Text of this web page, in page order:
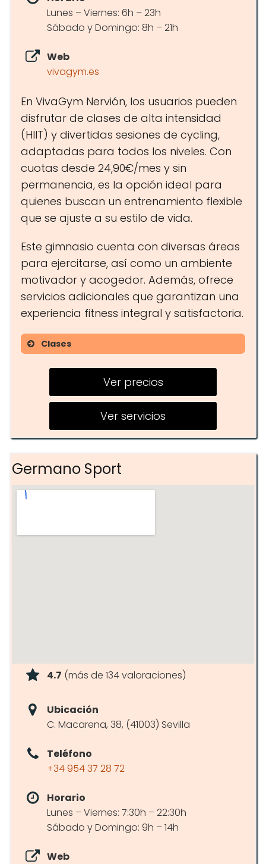
Lunes – Viernes: 6h – 23h
Sábado y Domingo: 8h – 21h
Web
vivagym.es
En VivaGym Nervión, los usuarios pueden
disfrutar de clases de alta intensidad
(HIIT) y divertidas sesiones de cycling,
adaptadas para todos los niveles. Con
cuotas desde 24,90€/mes y sin
permanencia, es la opción ideal para
quienes buscan un entrenamiento flexible
que se ajuste a su estilo de vida.
Este gimnasio cuenta con diversas áreas
para ejercitarse, así como un ambiente
motivador y acogedor. Además, ofrece
servicios adicionales que garantizan una
experiencia fitness integral y satisfactoria.
Clases
Clases de alta intensidad (HIIT)
Zonas de entrenamiento
personalizadas
Ver precios
Ver servicios
Germano Sport
4.7 (más de 134 valoraciones)
Ubicación
C. Macarena, 38, (41003) Sevilla
Teléfono
+34 954 37 28 72
Horario
Lunes – Viernes: 7:30h – 22:30h
Sábado y Domingo: 9h – 14h
Web